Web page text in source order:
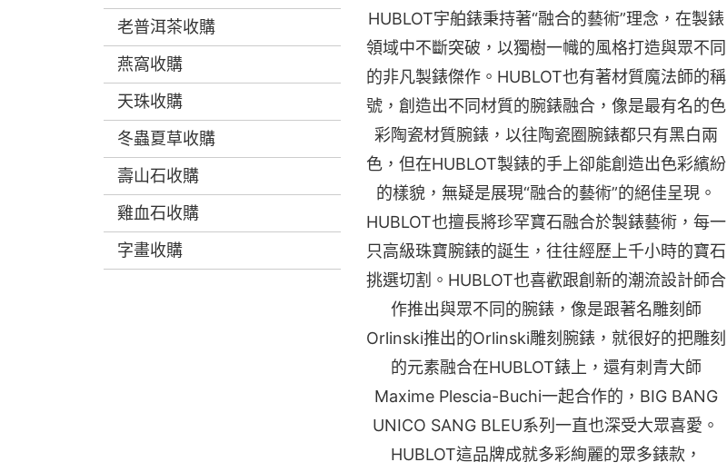
老普洱茶收購
燕窩收購
天珠收購
冬蟲夏草收購
壽山石收購
雞血石收購
字畫收購
HUBLOT宇舶錶秉持著“融合的藝術”理念，在製錶
領域中不斷突破，以獨樹一幟的風格打造與眾不同
的非凡製錶傑作。HUBLOT也有著材質魔法師的稱
號，創造出不同材質的腕錶融合，像是最有名的色
彩陶瓷材質腕錶，以往陶瓷圈腕錶都只有黑白兩
色，但在HUBLOT製錶的手上卻能創造出色彩繽紛
的樣貌，無疑是展現“融合的藝術”的絕佳呈現。
HUBLOT也擅長將珍罕寶石融合於製錶藝術，每一
只高級珠寶腕錶的誕生，往往經歷上千小時的寶石
挑選切割。HUBLOT也喜歡跟創新的潮流設計師合
作推出與眾不同的腕錶，像是跟著名雕刻師
Orlinski推出的Orlinski雕刻腕錶，就很好的把雕刻
的元素融合在HUBLOT錶上，還有刺青大師
Maxime Plescia-Buchi一起合作的，BIG BANG
UNICO SANG BLEU系列一直也深受大眾喜愛。
HUBLOT這品牌成就多彩絢麗的眾多錶款，